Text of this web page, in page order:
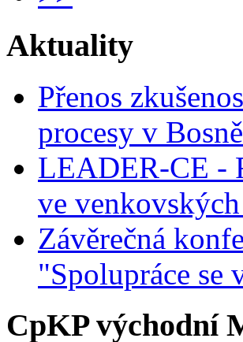
Aktuality
Přenos
procesy v
LEADER-CE -
ve
Závěrečná
"Spolupráce se
CpKP východní